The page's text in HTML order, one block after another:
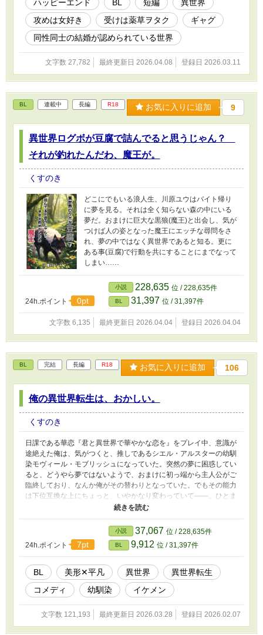
ハッピーエンド BL 短編
異世界
攻めは女好き
受けは薬草ヲタク
ギャグ
同性同士の結婚が認められている世界
文字数 27,782 最終更新日 2026.04.08 登録日 2026.03.11
BL 連載中 長編 R18 お気に入りに追加 9
異世界ログボが豆腐で詰んでると思うじゃん？
それが釣れたんだわ、魔王が。
くすのき
どこにでもいる浪人生、川原ユウはバイト帰り
に夢を見る。それは全く知らない森の中にいる
夢だ。おまけに巨大な黒狼(魔王)と出会し、気が
つけば人の姿となった魔王にエッチな尋問をさ
れ、夢の中ではなく異世界であると知る。更に
ある事(豆腐)で行動を共にすることにまでなって
しまい……
24h.ポイント 0pt
小説 228,635 位 / 228,635件
BL 31,397 位 / 31,397件
文字数 6,135 最終更新日 2026.04.04 登録日 2026.04.04
BL 完結 長編 R18 お気に入りに追加 106
俺の異世界転生は、おかしい。
くすのき
日課である華恋『君と異世界で華やかな恋を』をプレイ中、意識が
途絶えた俺は、気がつくと、推しであるシエル・アルスターの幼馴
染モヴィール・モブリッシュになっていた。突然の夢に困惑してい
ると、どうやら夢ではないようで、おまけに初っ端から主人公がご
臨終しており、なんか俺がその替わりとなっていた。でもその能力
は下位互換な上にちょっと、いやかなり変わっていて――。ひとま
ずシエルの手助けというミッションとやらに従うことにするも、お
エルとの仲も急接近してしまって、俺はこれからどうしたらいいの
24h.ポイント
7pt
小説 37,067 位 / 228,635件
BL 9,912 位 / 31,397件
BL 美形✕平凡 異世界
異世界転生
コメディ
幼馴染 イケメン
文字数 121,193 最終更新日 2026.03.28 登録日 2026.02.07